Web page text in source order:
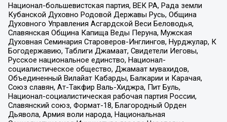
Национал-большевистская партия, ВЕК РА, Рада земли
Кубанской Духовно Родовой Державы Русь, Община
Духовного Управления Асгардской Веси Беловодья,
Славянская Община Капища Веды Перуна, Мужская
Духовная Семинария Староверов-Инглингов, Нурджулар, К
Богодержавию, Таблиги Джамаат, Свидетели Иеговы,
Русское национальное единство, Национал-
социалистическое общество, Джамаат мувахидов,
Объединенный Вилайат Кабарды, Балкарии и Карачая,
Союз славян, Ат-Такфир Валь-Хиджра, Пит Буль,
Национал-социалистическая рабочая партия России,
Славянский союз, Формат-18, Благородный Орден
Дьявола, Армия воли народа, Национальная